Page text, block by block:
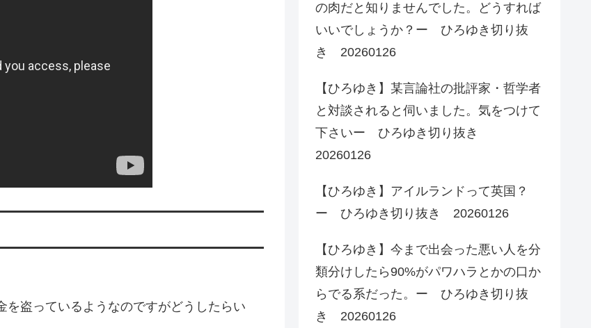
盗っているようなのですがどうしたらい
の肉だと知りませんでした。どうすれば
いいでしょうか？ー ひろゆき切り抜
き 20260126
【ひろゆき】某言論社の批評家・哲学者
と対談されると伺いました。気をつけて
下さいー ひろゆき切り抜き
20260126
【ひろゆき】アイルランドって英国？
ー ひろゆき切り抜き 20260126
【ひろゆき】今まで出会った悪い人を分
類分けしたら90%がパワハラとかの口か
らでる系だった。ー ひろゆき切り抜
き 20260126